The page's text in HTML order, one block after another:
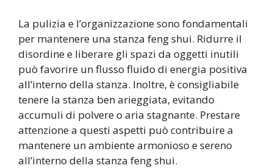
La pulizia e l’organizzazione sono fondamentali
per mantenere una stanza feng shui. Ridurre il
disordine e liberare gli spazi da oggetti inutili
può favorire un flusso fluido di energia positiva
all’interno della stanza. Inoltre, è consigliabile
tenere la stanza ben arieggiata, evitando
accumuli di polvere o aria stagnante. Prestare
attenzione a questi aspetti può contribuire a
mantenere un ambiente armonioso e sereno
all’interno della stanza feng shui.